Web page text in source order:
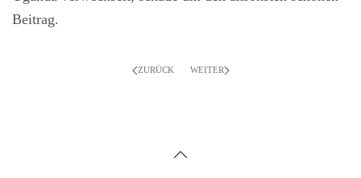
Beitrag.
ZURÜCK WEITER